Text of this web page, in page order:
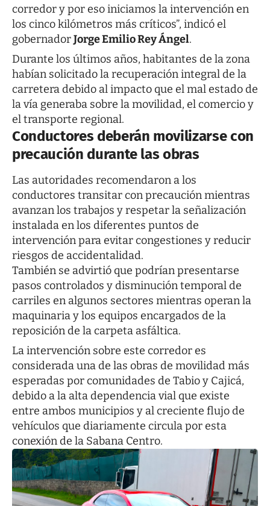
corredor y por eso iniciamos la intervención en
los cinco kilómetros más críticos”, indicó el
gobernadorJorge Emilio Rey Ángel.
Durante los últimos años, habitantes de la zona
habían solicitado la recuperación integral de la
carretera debido al impacto que el mal estado de
la vía generaba sobre la movilidad, el comercio y
el transporte regional.
Conductores deberán movilizarse con
precaución durante las obras
Las autoridades recomendaron a los
conductores transitar con precaución mientras
avanzan los trabajos y respetar la señalización
instalada en los diferentes puntos de
intervención para evitar congestiones y reducir
riesgos de accidentalidad.
También se advirtió que podrían presentarse
pasos controlados y disminución temporal de
carriles en algunos sectores mientras operan la
maquinaria y los equipos encargados de la
reposición de la carpeta asfáltica.
La intervención sobre este corredor es
considerada una de las obras de movilidad más
esperadas por comunidades de Tabio y Cajicá,
debido a la alta dependencia vial que existe
entre ambos municipios y al creciente flujo de
vehículos que diariamente circula por esta
conexión de la Sabana Centro.